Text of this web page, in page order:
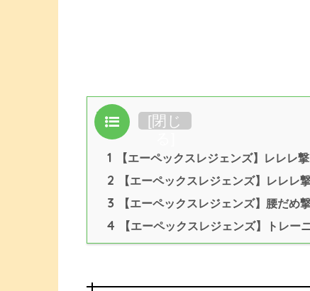
目次 [閉じ
1 【エーペックスレジェンズ】レレレ
2 【エーペックスレジェンズ】レレレ
3 【エーペックスレジェンズ】腰だめ
4 【エーペックスレジェンズ】トレー